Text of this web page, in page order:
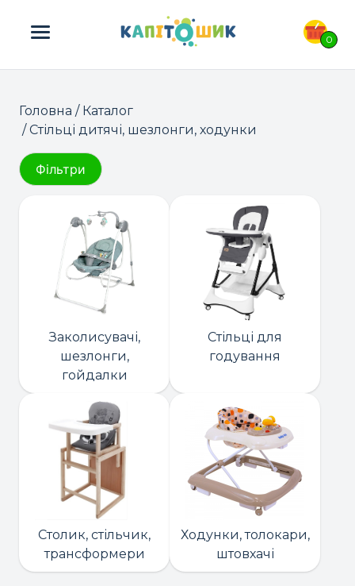
0
ПОШУК ТОВАРІВ:
Головна / Каталог
/ Стільці дитячі, шезлонги, ходунки
Фільтри
Заколисувачі,
шезлонги,
гойдалки
Стільці для
годування
Столик, стільчик,
трансформери
Ходунки, толокари,
штовхачі